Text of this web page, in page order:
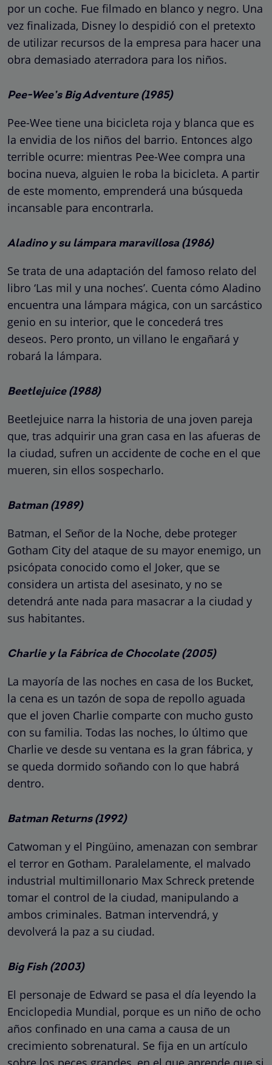
por un coche. Fue filmado en blanco y negro. Una
vez finalizada, Disney lo despidió con el pretexto
de utilizar recursos de la empresa para hacer una
obra demasiado aterradora para los niños.
Pee-Wee’s Big Adventure (1985)
Pee-Wee tiene una bicicleta roja y blanca que es
la envidia de los niños del barrio. Entonces algo
terrible ocurre: mientras Pee-Wee compra una
bocina nueva, alguien le roba la bicicleta. A partir
de este momento, emprenderá una búsqueda
incansable para encontrarla.
Aladino y su lámpara maravillosa (1986)
Se trata de una adaptación del famoso relato del
libro ‘Las mil y una noches’. Cuenta cómo Aladino
encuentra una lámpara mágica, con un sarcástico
genio en su interior, que le concederá tres
deseos. Pero pronto, un villano le engañará y
robará la lámpara.
Beetlejuice (1988)
Beetlejuice narra la historia de una joven pareja
que, tras adquirir una gran casa en las afueras de
la ciudad, sufren un accidente de coche en el que
mueren, sin ellos sospecharlo.
Batman (1989)
Batman, el Señor de la Noche, debe proteger
Gotham City del ataque de su mayor enemigo, un
psicópata conocido como el Joker, que se
considera un artista del asesinato, y no se
detendrá ante nada para masacrar a la ciudad y
sus habitantes.
Charlie y la Fábrica de Chocolate (2005)
La mayoría de las noches en casa de los Bucket,
la cena es un tazón de sopa de repollo aguada
que el joven Charlie comparte con mucho gusto
con su familia. Todas las noches, lo último que
Charlie ve desde su ventana es la gran fábrica, y
se queda dormido soñando con lo que habrá
dentro.
Batman Returns (1992)
Catwoman y el Pingüino, amenazan con sembrar
el terror en Gotham. Paralelamente, el malvado
industrial multimillonario Max Schreck pretende
tomar el control de la ciudad, manipulando a
ambos criminales. Batman intervendrá, y
devolverá la paz a su ciudad.
Big Fish (2003)
El personaje de Edward se pasa el día leyendo la
Enciclopedia Mundial, porque es un niño de ocho
años confinado en una cama a causa de un
crecimiento sobrenatural. Se fija en un artículo